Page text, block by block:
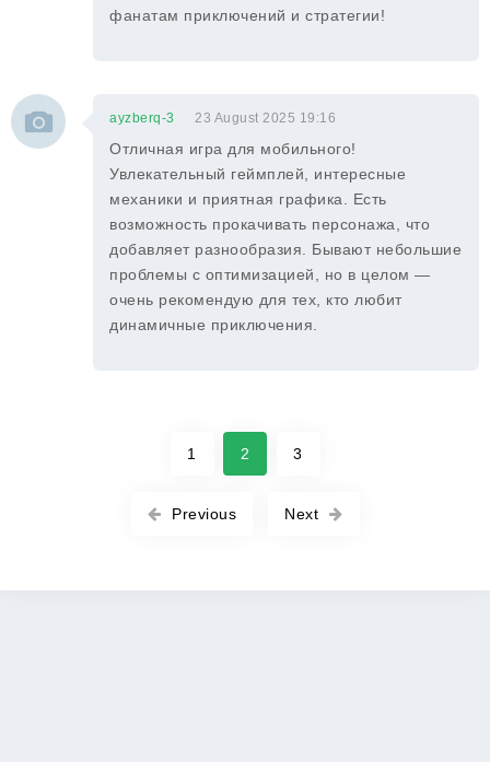
фанатам приключений и стратегии!
ayzberq-3 23 August 2025 19:16
Отличная игра для мобильного!
Увлекательный геймплей, интересные
механики и приятная графика. Есть
возможность прокачивать персонажа, что
добавляет разнообразия. Бывают небольшие
проблемы с оптимизацией, но в целом —
очень рекомендую для тех, кто любит
динамичные приключения.
Previous
1 2 3
Next